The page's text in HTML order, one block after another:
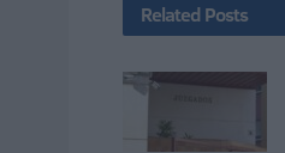
Related Posts